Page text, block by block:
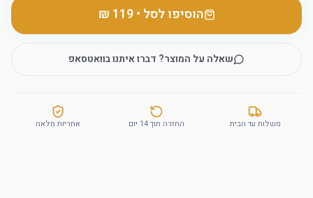
הוסיפו לסל •
‏119 ₪
שאלה על המוצר? דברו איתנו בוואטסאפ
משלוח עד הבית החזרה תוך 14 יום אחריות מלאה